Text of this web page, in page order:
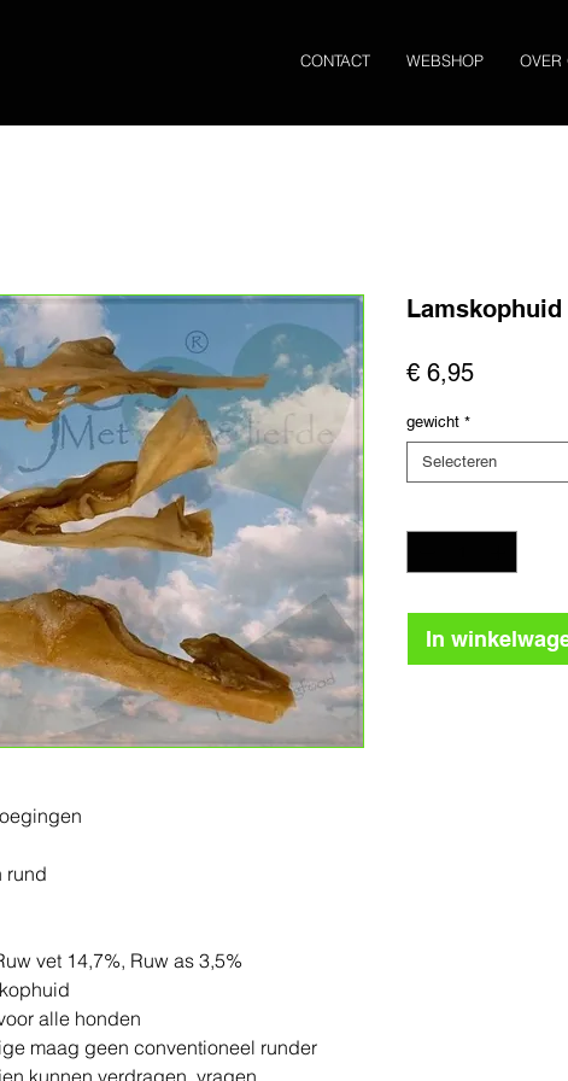
CONTACT WEBSHOP OVER
rund
vet 14,7%, Ruw as 3,5%
alle honden
maag geen conventioneel runder
kunnen verdragen, vragen
Lamskophuid
€ 6,95Prijs
gewicht *
Selecteren
In